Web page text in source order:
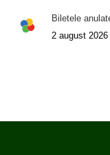
Biletele
2 august 2026